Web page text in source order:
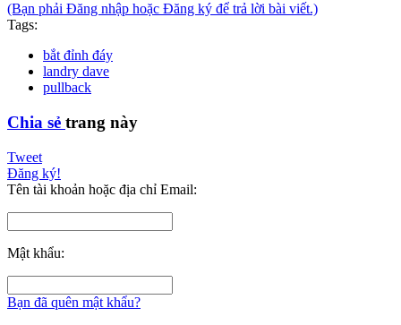
(Bạn phải Đăng nhập hoặc Đăng ký để trả lời bài viết.)
Tags:
bắt đỉnh đáy
landry dave
pullback
Chia sẻ trang này
Tweet
Đăng ký!
Tên tài khoản hoặc địa chỉ Email:
Mật khẩu:
Bạn đã quên mật khẩu?